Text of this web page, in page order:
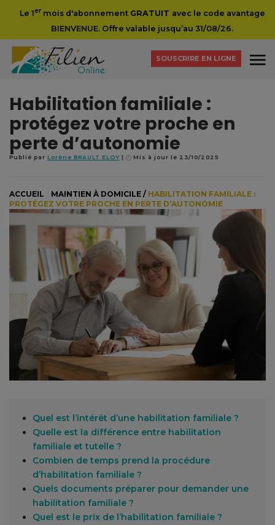
Le 1ermois d'abonnement GRATUIT avec le code avantage
BIENVENUE. Offre valable jusqu’au 31/08/26.
SOUSCRIRE EN LIGNE
Publié par Lorène BRAULT ELOY Mis à jour le 23/10/2025
Habilitation familiale :
protégez votre proche en
perte d’autonomie
ACCUEIL MAINTIEN À DOMICILE / HABILITATION FAMILIALE :
PROTÉGEZ VOTRE PROCHE EN PERTE D’AUTONOMIE
Quel est l’intérêt d’une habilitation familiale ?
Quelle est la différence entre habilitation
familiale et tutelle ?
Combien de temps prend la procédure
d’habilitation familiale ?
Quels documents préparer pour demander une
habilitation familiale ?
Quel est le prix de l’habilitation familiale ?